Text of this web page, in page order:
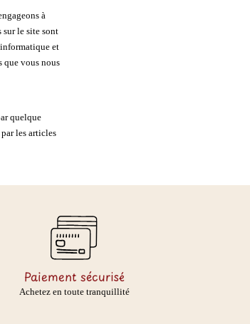
à
sur le site sont
et
que vous nous
quelque
les articles
Paiement sécurisé
Achetez en toute tranquillité